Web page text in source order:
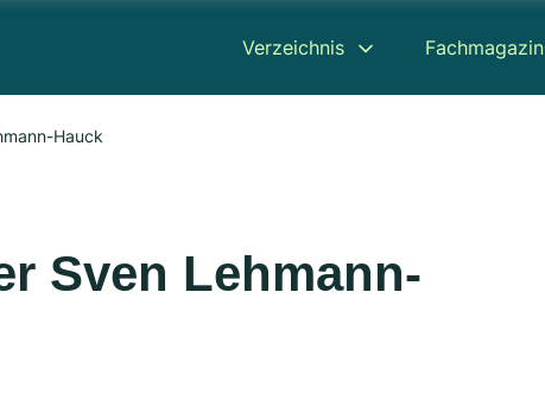
Verzeichnis Fachmagazin
Hauck
Sven Lehmann-